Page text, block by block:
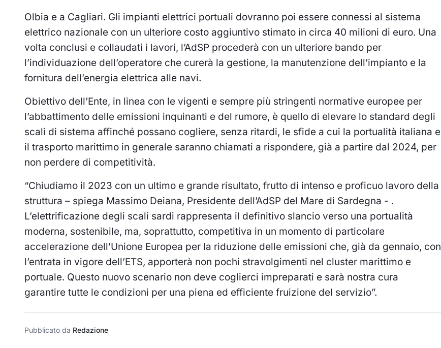
Olbia e a Cagliari. Gli impianti elettrici portuali dovranno poi essere connessi al sistema
elettrico nazionale con un ulteriore costo aggiuntivo stimato in circa 40 milioni di euro. Una
volta conclusi e collaudati i lavori, l’AdSP procederà con un ulteriore bando per
l’individuazione dell’operatore che curerà la gestione, la manutenzione dell’impianto e la
fornitura dell’energia elettrica alle navi.
Obiettivo dell’Ente, in linea con le vigenti e sempre più stringenti normative europee per
l’abbattimento delle emissioni inquinanti e del rumore, è quello di elevare lo standard degli
scali di sistema affinché possano cogliere, senza ritardi, le sfide a cui la portualità italiana e
il trasporto marittimo in generale saranno chiamati a rispondere, già a partire dal 2024, per
non perdere di competitività.
“Chiudiamo il 2023 con un ultimo e grande risultato, frutto di intenso e proficuo lavoro della
struttura – spiega Massimo Deiana, Presidente dell’AdSP del Mare di Sardegna - .
L’elettrificazione degli scali sardi rappresenta il definitivo slancio verso una portualità
moderna, sostenibile, ma, soprattutto, competitiva in un momento di particolare
accelerazione dell’Unione Europea per la riduzione delle emissioni che, già da gennaio, con
l’entrata in vigore dell’ETS, apporterà non pochi stravolgimenti nel cluster marittimo e
portuale. Questo nuovo scenario non deve coglierci impreparati e sarà nostra cura
garantire tutte le condizioni per una piena ed efficiente fruizione del servizio”.
Pubblicato da Redazione